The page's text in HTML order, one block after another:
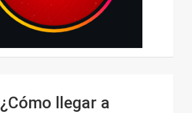
¿Cómo llegar a